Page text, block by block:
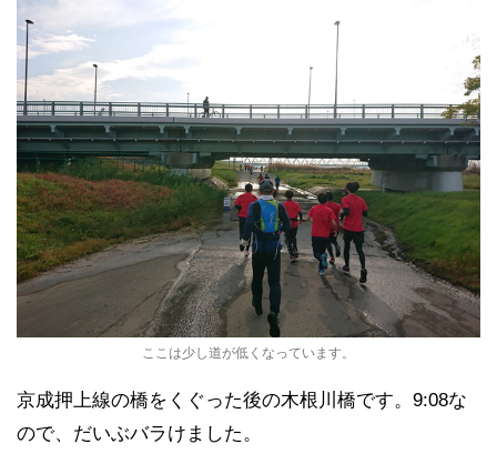
ここは少し道が低くなっています。
京成押上線の橋をくぐった後の木根川橋です。9:08な
ので、だいぶバラけました。